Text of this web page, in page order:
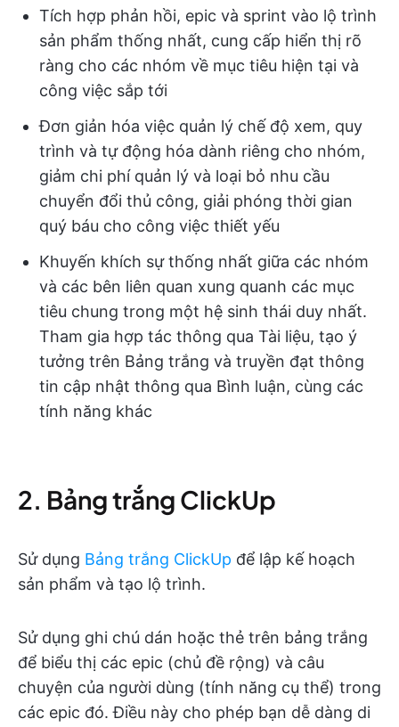
Tích hợp phản hồi, epic và sprint vào lộ trình
sản phẩm thống nhất, cung cấp hiển thị rõ
ràng cho các nhóm về mục tiêu hiện tại và
công việc sắp tới
Đơn giản hóa việc quản lý chế độ xem, quy
trình và tự động hóa dành riêng cho nhóm,
giảm chi phí quản lý và loại bỏ nhu cầu
chuyển đổi thủ công, giải phóng thời gian
quý báu cho công việc thiết yếu
Khuyến khích sự thống nhất giữa các nhóm
và các bên liên quan xung quanh các mục
tiêu chung trong một hệ sinh thái duy nhất.
Tham gia hợp tác thông qua Tài liệu, tạo ý
tưởng trên Bảng trắng và truyền đạt thông
tin cập nhật thông qua Bình luận, cùng các
tính năng khác
2. Bảng trắng ClickUp
Sử dụng Bảng trắng ClickUp để lập kế hoạch
sản phẩm và tạo lộ trình.
Sử dụng ghi chú dán hoặc thẻ trên bảng trắng
để biểu thị các epic (chủ đề rộng) và câu
chuyện của người dùng (tính năng cụ thể) trong
các epic đó. Điều này cho phép bạn dễ dàng di